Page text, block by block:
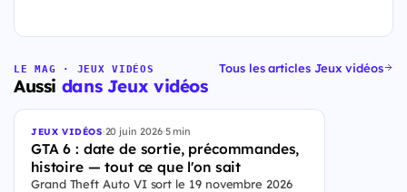
LE MAG · JEUX VIDÉOS
Aussi dans Jeux vidéos
Tous les articles Jeux vidéos
JEUX VIDÉOS·20 juin 2026·5 min
GTA 6 : date de sortie, précommandes,
histoire — tout ce que l'on sait
Grand Theft Auto VI sort le 19 novembre 2026